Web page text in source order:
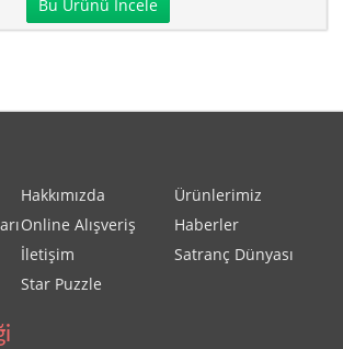
Bu Ürünü İncele
Hakkımızda
Ürünlerimiz
Online Alışveriş
Haberler
İletişim
Satranç Dünyası
Star Puzzle